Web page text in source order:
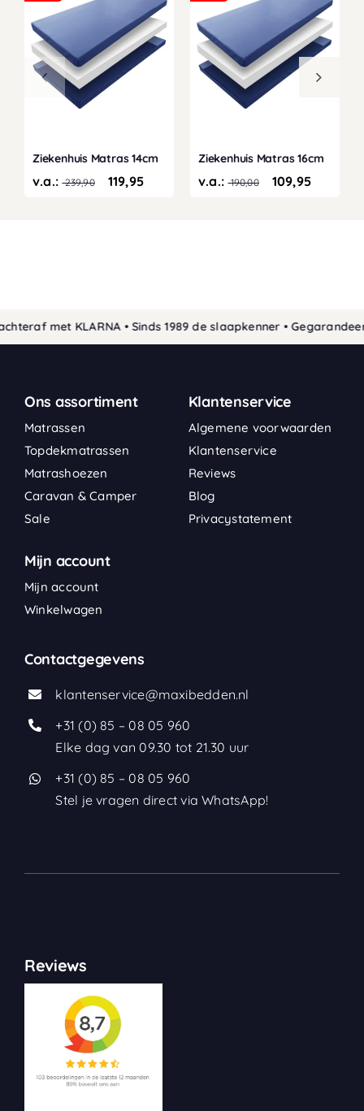
Ziekenhuis Matras 14cm
v.a.:239,90 119,95
Ziekenhuis Matras 16cm
v.a.:190,00 109,95
met KLARNA • Sinds 1989 de slaapkenner •
Ons assortiment
Matrassen
Topdekmatrassen
Matrashoezen
Caravan & Camper
Sale
Klantenservice
Algemene voorwaarden
Klantenservice
Reviews
Blog
Privacystatement
Mijn account
Mijn account
Winkelwagen
Contactgegevens
klantenservice@maxibedden.nl
+31 (0) 85 – 08 05 960
Elke dag van 09.30 tot 21.30 uur
+31 (0) 85 – 08 05 960
Stel je vragen direct via WhatsApp!
Reviews